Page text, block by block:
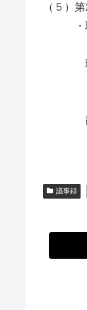
（５）
・理事
理事
菅
副理
堀
議事録